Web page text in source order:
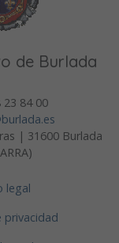
de Burlada
23 84 00
| 31600 Burlada
legal
privacidad